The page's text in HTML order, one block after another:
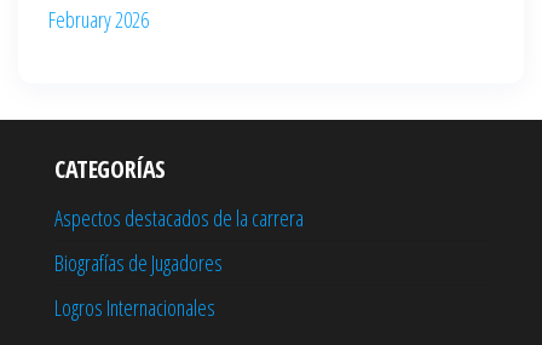
February 2026
CATEGORÍAS
Aspectos destacados de la carrera
Biografías de Jugadores
Logros Internacionales